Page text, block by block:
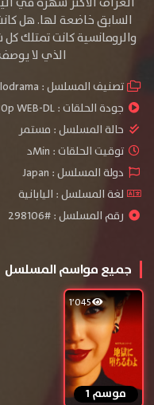
السابق خاضعة لها. هل
والرومانسية كانت تمتلك
الذي لا
تصنيف المسلسل :
جودة الحلقات :WEB-DL
حالة المسلسل : مستمر
توقيت الحلقات : Minد
دولة المسلسل : Japan
لغة المسلسل : اليابانية
رقم المسلسل : #298106
جميع مواسم المسلسل
1٬045
موسم 1